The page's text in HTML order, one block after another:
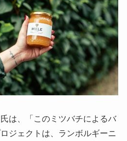
は、「このミツバチによるバ
ジェクトは、ランボルギーニ